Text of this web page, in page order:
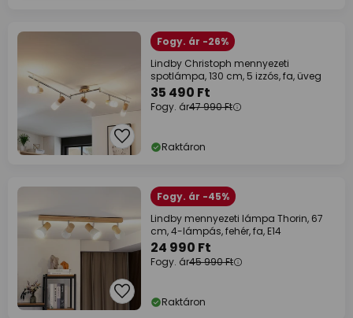
Fogy. ár -26%
Lindby Christoph mennyezeti
spotlámpa, 130 cm, 5 izzós, fa, üveg
35 490 Ft
Fogy. ár47 990 Ft
Raktáron
Fogy. ár -45%
Lindby mennyezeti lámpa Thorin, 67
cm, 4-lámpás, fehér, fa, E14
24 990 Ft
Fogy. ár45 990 Ft
Raktáron